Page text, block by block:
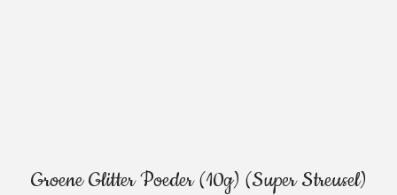
Groene Glitter Poeder (10g) (Super Streusel)